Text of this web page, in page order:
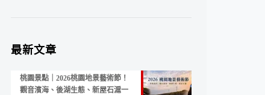
最新文章
桃園景點｜2026桃園地景藝術節！
觀音濱海、後湖生態、新屋石滬一